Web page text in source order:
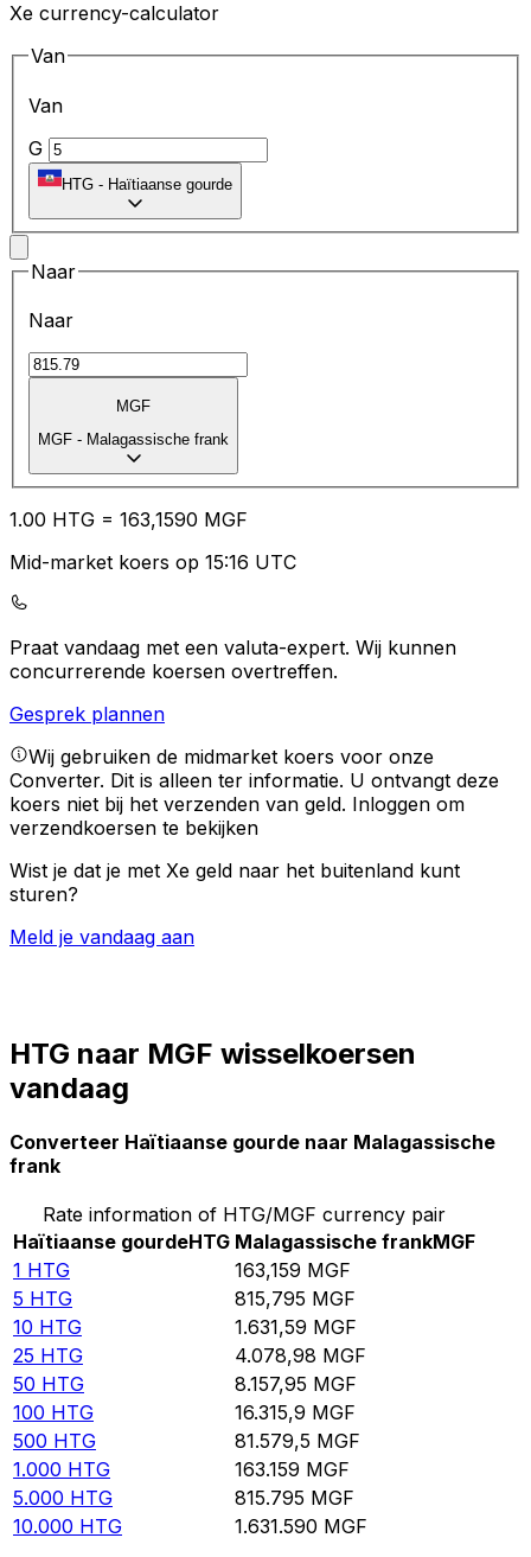
Xe currency-calculator
Van
Van
G
HTG - Haïtiaanse gourde
Naar
Naar
MGF
MGF - Malagassische frank
1.00 HTG = 163,1590 MGF
Mid-market koers op 15:16 UTC
Praat vandaag met een valuta-expert. Wij kunnen
concurrerende koersen overtreffen.
Gesprek plannen
Wij gebruiken de midmarket koers voor onze
Converter. Dit is alleen ter informatie. U ontvangt deze
koers niet bij het verzenden van geld. Inloggen om
verzendkoersen te bekijken
Wist je dat je met Xe geld naar het buitenland kunt
sturen?
Meld je vandaag aan
HTG naar MGF wisselkoersen
vandaag
Converteer Haïtiaanse gourde naar Malagassische
frank
Rate information of HTG/MGF currency pair
Haïtiaanse gourdeHTG Malagassische frankMGF
1 HTG 163,159 MGF
5 HTG 815,795 MGF
10 HTG 1.631,59 MGF
25 HTG 4.078,98 MGF
50 HTG 8.157,95 MGF
100 HTG 16.315,9 MGF
500 HTG 81.579,5 MGF
1.000 HTG 163.159 MGF
5.000 HTG 815.795 MGF
10.000 HTG 1.631.590 MGF